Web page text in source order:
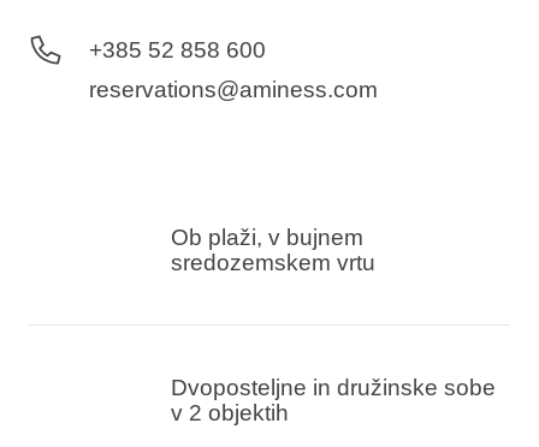
+385 52 858 600
reservations@aminess.com
Ob plaži, v bujnem
sredozemskem vrtu
Dvoposteljne in družinske sobe
v 2 objektih